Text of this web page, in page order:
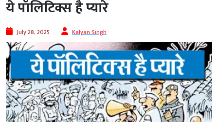
ये पॉलिटिक्स है प्यारे
July 28, 2025 Kalyan Singh